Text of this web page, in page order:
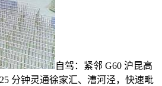
自驾：紧邻 G60 沪昆高
分钟灵通徐家汇、漕河泾，快速毗